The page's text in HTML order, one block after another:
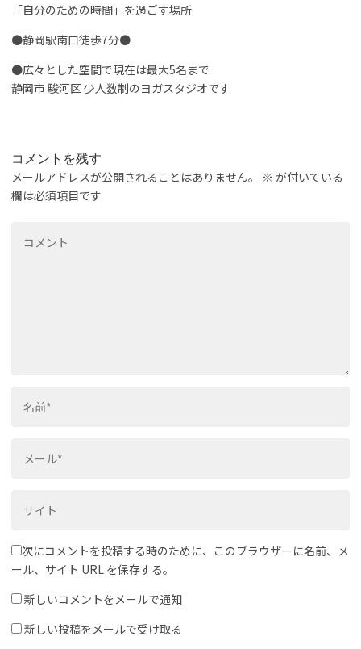
「自分のための時間」を過ごす場所
●静岡駅南口徒歩7分●
●広々とした空間で現在は最大5名まで
静岡市 駿河区 少人数制のヨガスタジオです
コメントを残す
メールアドレスが公開されることはありません。 ※ が付いている
欄は必須項目です
次にコメントを投稿する時のために、このブラウザーに名前、メ
ール、サイト URL を保存する。
新しいコメントをメールで通知
新しい投稿をメールで受け取る